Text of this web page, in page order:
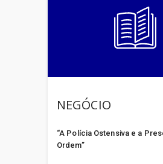
NEGÓCIO
“A Polícia Ostensiva e a
Ordem”
Saúde Publica
Secretaria de
Defesa Social
Secretaria de